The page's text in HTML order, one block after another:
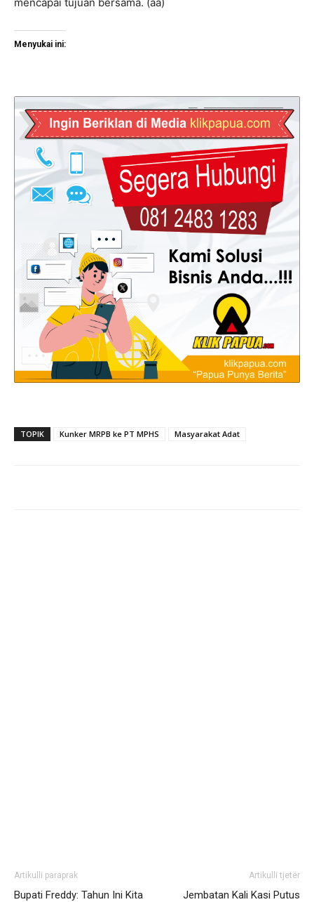
Menyukai ini:
TOPIK Kunker MRPB ke PT MPHS Masyarakat Adat
Artikulli paraprak
Bupati Freddy: Tahun Ini Kita
Artikulli tjetër
Jembatan Kali Kasi Putus